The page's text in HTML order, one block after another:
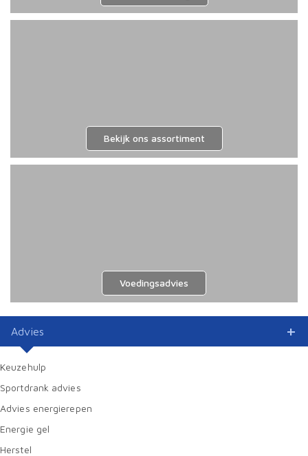
Bekijk ons assortiment
Voedingsadvies
Advies
Keuzehulp
Sportdrank advies
Advies energierepen
Energie gel
Herstel